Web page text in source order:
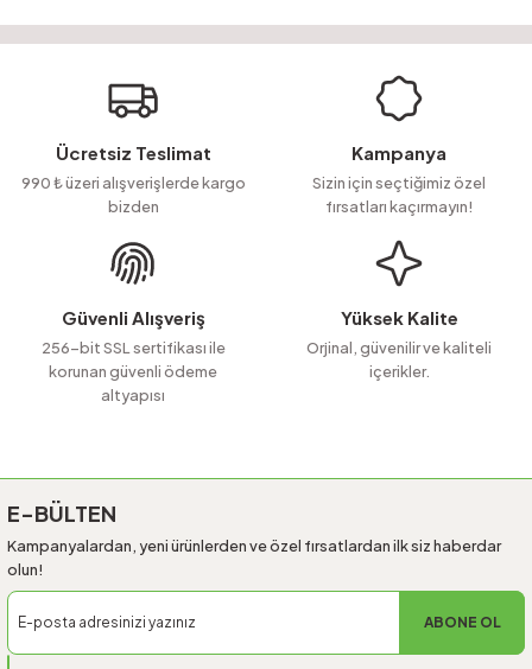
Soru Sor
Görüş ve önerileriniz için teşekkür ederiz.
Ürün resmi kalitesiz, bozuk veya görüntülenemiyor.
Ürün açıklamasında eksik bilgiler bulunuyor.
Ürün bilgilerinde hatalar bulunuyor.
Ürün fiyatı diğer sitelerden daha pahalı.
Bu ürüne benzer farklı alternatifler olmalı.
Ücretsiz Teslimat
990 ₺ üzeri alışverişlerde kargo
bizden
Kampanya
Sizin için seçtiğimiz özel
fırsatları kaçırmayın!
Güvenli Alışveriş
256-bit SSL sertifikası ile
korunan güvenli ödeme
altyapısı
Yüksek Kalite
Orjinal, güvenilir ve kaliteli
içerikler.
E-BÜLTEN
Kampanyalardan, yeni ürünlerden ve özel fırsatlardan ilk siz haberdar
olun!
ABONE OL